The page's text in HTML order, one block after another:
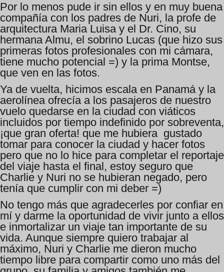
Por lo menos pude ir sin ellos y en muy buena
compañía con los padres de Nuri, la profe de
arquitectura Maria Luisa y el Dr. Cino, su
hermana Almu, el sobrino Lucas (que hizo sus
primeras fotos profesionales con mi cámara,
tiene mucho potencial =) y la prima Montse,
que ven en las fotos.
Ya de vuelta, hicimos escala en Panamá y la
aerolínea ofrecía a los pasajeros de nuestro
vuelo quedarse en la ciudad con viáticos
incluidos por tiempo indefinido por sobreventa,
¡que gran oferta! que me hubiera gustado
tomar para conocer la ciudad y hacer fotos
pero que no lo hice para completar el reportaje
del viaje hasta el final, estoy seguro que
Charlie y Nuri no se hubieran negado, pero
tenía que cumplir con mi deber =)
No tengo más que agradecerles por confiar en
mí y darme la oportunidad de vivir junto a ellos
e inmortalizar un viaje tan importante de su
vida. Aunque siempre quiero trabajar al
máximo, Nuri y Charlie me dieron mucho
tiempo libre para compartir como uno más del